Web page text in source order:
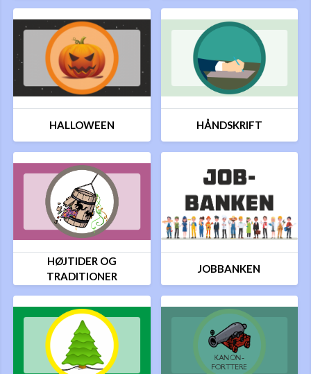
HALLOWEEN HÅNDSKRIFT
HØJTIDER OG
TRADITIONER
JOBBANKEN